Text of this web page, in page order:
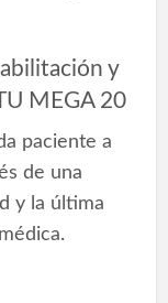
y
MEGA 20
paciente a
de una
y la última